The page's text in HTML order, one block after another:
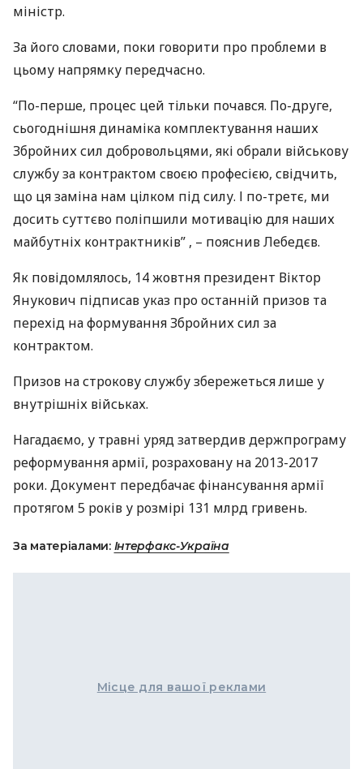
міністр.
За його словами, поки говорити про проблеми в
цьому напрямку передчасно.
“По-перше, процес цей тільки почався. По-друге,
сьогоднішня динаміка комплектування наших
Збройних сил добровольцями, які обрали військову
службу за контрактом своєю професією, свідчить,
що ця заміна нам цілком під силу. І по-третє, ми
досить суттєво поліпшили мотивацію для наших
майбутніх контрактників” , – пояснив Лебедєв.
Як повідомлялось, 14 жовтня президент Віктор
Янукович підписав указ про останній призов та
перехід на формування Збройних сил за
контрактом.
Призов на строкову службу збережеться лише у
внутрішніх військах.
Нагадаємо, у травні уряд затвердив держпрограму
реформування армії, розраховану на 2013-2017
роки. Документ передбачає фінансування армії
протягом 5 років у розмірі 131 млрд гривень.
За матеріалами: Інтерфакс-Україна
Місце для вашої реклами